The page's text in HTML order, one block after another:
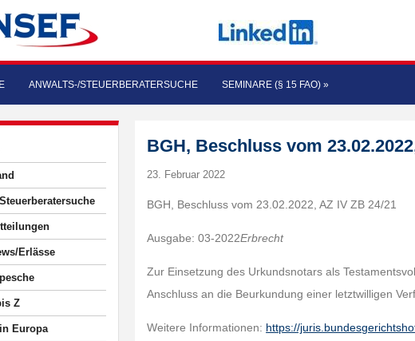
ANWALTS-/STEUERBERATERSUCHE SEMINARE (§ 15 FAO) »
Erlässe
Z
Europa
BGH, Beschluss vom
23. Februar 2022
BGH, Beschluss vom 23.02.2022, AZ IV ZB 24/21
Ausgabe: 03-2022Erbrecht
Zur Einsetzung des Urkundsnotars als
Anschluss an die Beurkundung einer letztwilligen
Weitere Informationen: https://